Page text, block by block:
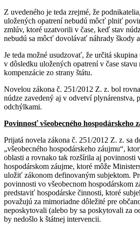
Z uvedeného je teda zrejmé, že
uložených opatrení nebudú môcť plniť
zmlúv, ktoré uzatvorili v čase, keď stav
nebudú sa môcť dovolávať náhrady škody
Je teda možné usudzovať, že určitá
v dôsledku uložených opatrení v čase
kompenzácie zo strany štátu.
Novelou zákona č. 251/2012 Z. z. bol
núdze zavedený aj v odvetví plynárenstva,
odchýlkami.
Povinnosť všeobecného hospodárskeho
Prijatá novela zákona č. 251/2012 Z. z. sa
„všeobecného hospodárskeho záujmu“,
oblasti a rovnako tak rozšírila aj povinnosti
hospodárskom záujme, ktoré môže
uložiť zákonom definovaným subjektom.
povinnosti vo všeobecnom hospodárskom
predstaviť hospodárske činnosti, ktoré
považujú za mimoriadne dôležité pre
neposkytovali (alebo by sa poskytovali za
by nedošlo k štátnej intervencii.